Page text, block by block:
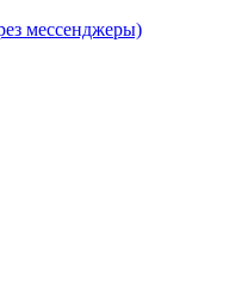
мессенджеры)